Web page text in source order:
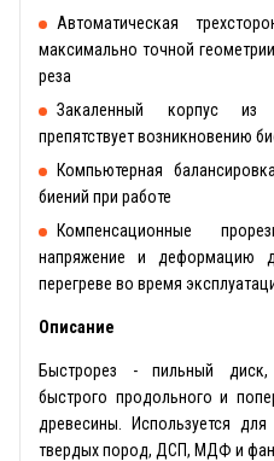
Автоматическая
максимально точной
реза
Закаленный корпус из
препятствует возникновению
Компьютерная
биений при работе
Компенсационные
напряжение и деформацию
перегреве во время
Описание
Быстрорез - пильный
быстрого продольного и
древесины. Используется
твердых пород, ДСП, МДФ и